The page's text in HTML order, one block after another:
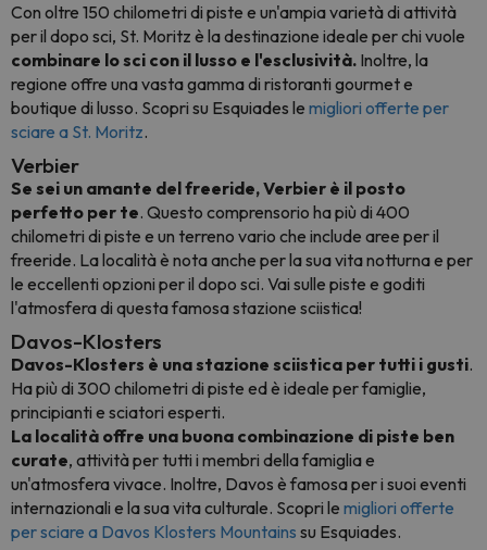
Con oltre 150 chilometri di piste e un'ampia varietà di attività
per il dopo sci, St. Moritz è la destinazione ideale per chi vuole
combinare lo sci con il lusso e l'esclusività. Inoltre, la
regione offre una vasta gamma di ristoranti gourmet e
boutique di lusso. Scopri su Esquiades le migliori offerte per
sciare a St. Moritz.
Verbier
Se sei un amante del freeride, Verbier è il posto
perfetto per te. Questo comprensorio ha più di 400
chilometri di piste e un terreno vario che include aree per il
freeride. La località è nota anche per la sua vita notturna e per
le eccellenti opzioni per il dopo sci. Vai sulle piste e goditi
l'atmosfera di questa famosa stazione sciistica!
Davos-Klosters
Davos-Klosters è una stazione sciistica per tutti i gusti.
Ha più di 300 chilometri di piste ed è ideale per famiglie,
principianti e sciatori esperti.
La località offre una buona combinazione di piste ben
curate, attività per tutti i membri della famiglia e
un'atmosfera vivace. Inoltre, Davos è famosa per i suoi eventi
internazionali e la sua vita culturale. Scopri le migliori offerte
per sciare a Davos Klosters Mountains su Esquiades.